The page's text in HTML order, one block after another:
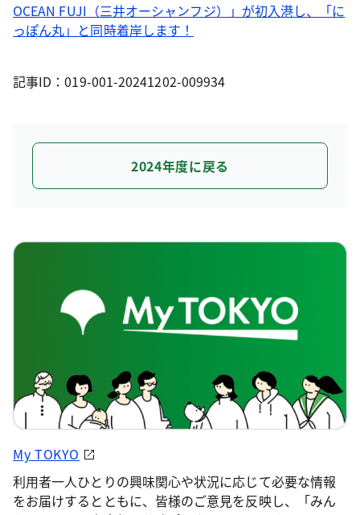
OCEAN FUJI（三井オーシャンフジ）」が初入港し、「に
っぽん丸」と同時着岸します！
記事ID：019-001-20241202-009934
2024年度に戻る
My TOKYO
利用者一人ひとりの興味関心や状況に応じて必要な情報
をお届けするとともに、皆様のご意見を反映し、「みん